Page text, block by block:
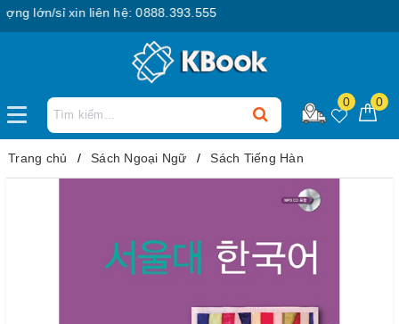
lớn/sỉ xin liên hệ: 0888.393.555
0 0
Trang chủ Sách Ngoại Ngữ Sách Tiếng Hàn